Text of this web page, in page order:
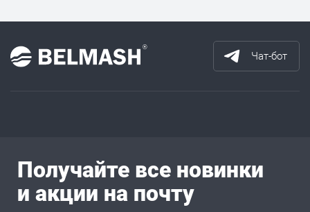
Чат-бот
Получайте все новинки
и акции на почту